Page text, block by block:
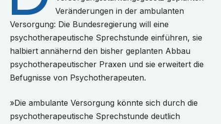
Veränderungen in der ambulanten
Versorgung: Die Bundesregierung will eine
psychotherapeutische Sprechstunde einführen, sie
halbiert annähernd den bisher geplanten Abbau
psychotherapeutischer Praxen und sie erweitert die
Befugnisse von Psychotherapeuten.
»Die ambulante Versorgung könnte sich durch die
psychotherapeutische Sprechstunde deutlich